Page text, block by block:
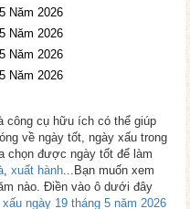
Năm 2026
Năm 2026
Năm 2026
Năm 2026
công cụ hữu ích có thể giúp
về ngày tốt, ngày xấu trong
chọn được ngày tốt để làm
, xuất hành...Bạn muốn xem
nào. Điền vào ô dưới đây
ngày 19 tháng 5 năm 2026